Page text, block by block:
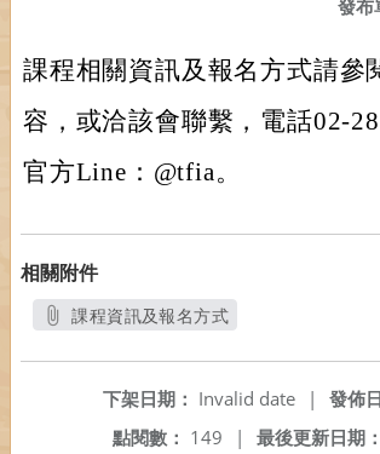
發布
課程相關資訊及報名方式請參
容，或洽該會聯繫，電話02-
官方Line：@tfia。
相關附件
課程資訊及報名方式
發佈
下架日期： Invalid date
|
最後更新日期：
點閱數： 149 |